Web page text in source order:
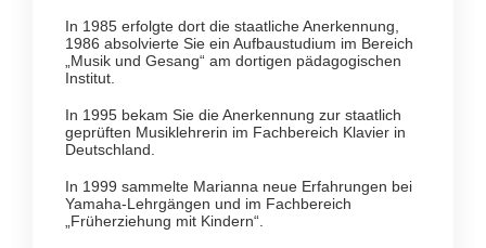
In 1985 erfolgte dort die staatliche Anerkennung,
1986 absolvierte Sie ein Aufbaustudium im Bereich
„Musik und Gesang“ am dortigen pädagogischen
Institut.
In 1995 bekam Sie die Anerkennung zur staatlich
geprüften Musiklehrerin im Fachbereich Klavier in
Deutschland.
In 1999 sammelte Marianna neue Erfahrungen bei
Yamaha-Lehrgängen und im Fachbereich
„Früherziehung mit Kindern“.